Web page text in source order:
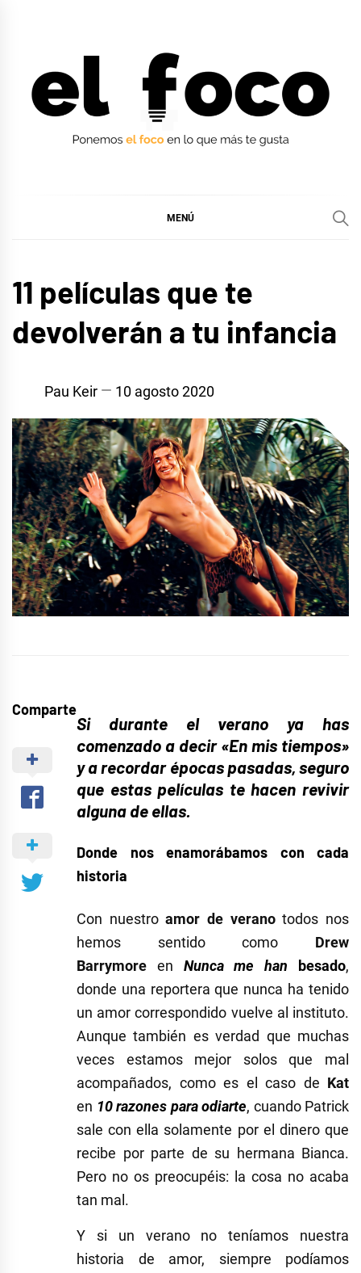
MENÚ
SERIES
11 películas que te
devolverán a tu infancia
Pau Keir 10 agosto 2020
Comparte
Si durante el verano ya has
comenzado a decir «En mis tiempos»
y a recordar épocas pasadas, seguro
que estas películas te hacen revivir
alguna de ellas.
Donde nos enamorábamos con cada
historia
Con nuestroamor de veranotodos nos
hemos sentido como Drew
Barrymore en Nunca me han besado,
donde una reportera que nunca ha tenido
un amor correspondido vuelve al instituto.
Aunque también es verdad que muchas
veces estamos mejor solos que mal
acompañados, como es el caso de Kat
en 10 razones para odiarte, cuando Patrick
sale con ella solamente por el dinero que
recibe por parte de su hermana Bianca.
Pero no os preocupéis: la cosa no acaba
tan mal.
Y si un verano no teníamos nuestra
historia de amor, siempre podíamos